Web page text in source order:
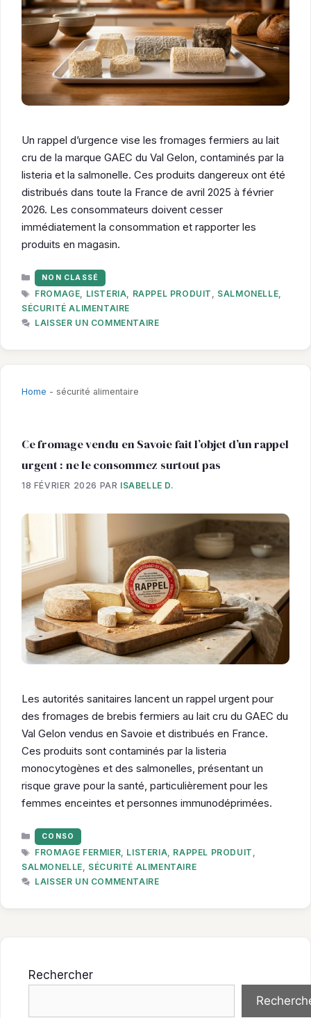
Un rappel d’urgence vise les fromages fermiers au lait
cru de la marque GAEC du Val Gelon, contaminés par la
listeria et la salmonelle. Ces produits dangereux ont été
distribués dans toute la France de avril 2025 à février
2026. Les consommateurs doivent cesser
immédiatement la consommation et rapporter les
produits en magasin.
CATÉGORIES
NON CLASSÉ
ÉTIQUETTES
FROMAGE, LISTERIA, RAPPEL PRODUIT , SALMONELLE,
SÉCURITÉ ALIMENTAIRE
LAISSER UN COMMENTAIRE
Home - sécurité alimentaire
Ce fromage vendu en Savoie fait l’objet d’un rappel
urgent : ne le consommez surtout pas
18 FÉVRIER 2026 PAR ISABELLE D.
Les autorités sanitaires lancent un rappel urgent pour
des fromages de brebis fermiers au lait cru du GAEC du
Val Gelon vendus en Savoie et distribués en France.
Ces produits sont contaminés par la listeria
monocytogènes et des salmonelles, présentant un
risque grave pour la santé, particulièrement pour les
femmes enceintes et personnes immunodéprimées.
CATÉGORIES
CONSO
ÉTIQUETTES
FROMAGE FERMIER, LISTERIA, RAPPEL PRODUIT ,
SALMONELLE, SÉCURITÉ ALIMENTAIRE
LAISSER UN COMMENTAIRE
Rechercher